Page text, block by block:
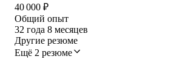
40 000 ₽
Общий опыт
32 года 8 месяцев
Другие резюме
Ещё 2 резюме